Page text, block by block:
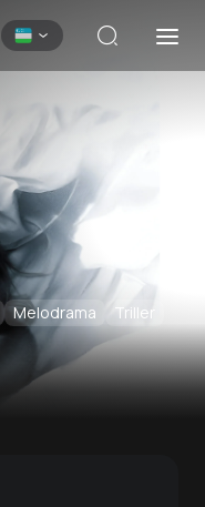
Melodrama Triller